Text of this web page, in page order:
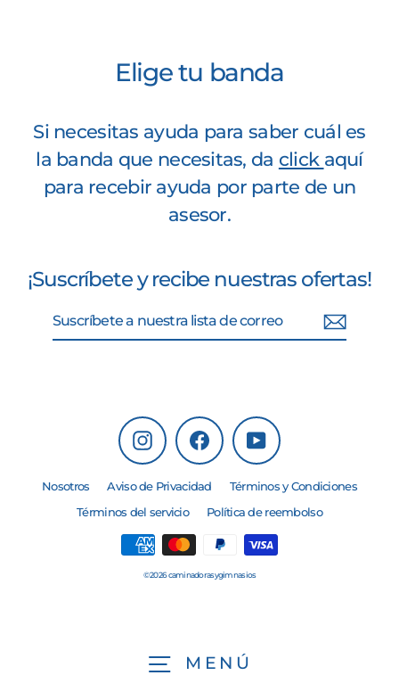
MENÚ
Elige tu banda
Si necesitas ayuda para saber cuál es
la banda que necesitas, da click aquí
para recebir ayuda por parte de un
asesor.
¡Suscríbete y recibe nuestras ofertas!
nuestra
InstagramFacebook YouTube
Nosotros Aviso de Privacidad
Términos y Condiciones
Términos del servicio
Política de reembolso
© 2026 caminadorasygimnasios